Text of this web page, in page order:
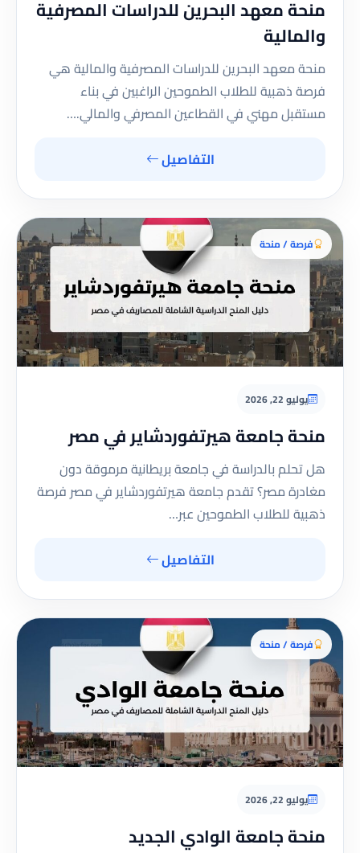
منحة معهد البحرين للدراسات المصرفية
والمالية
منحة معهد البحرين للدراسات المصرفية والمالية هي
فرصة ذهبية للطلاب الطموحين الراغبين في بناء
مستقبل مهني في القطاعين المصرفي والمالي.…
التفاصيل
فرصة / منحة
يوليو 22, 2026
منحة جامعة هيرتفوردشاير في مصر
هل تحلم بالدراسة في جامعة بريطانية مرموقة دون
مغادرة مصر؟ تقدم جامعة هيرتفوردشاير في مصر فرصة
ذهبية للطلاب الطموحين عبر…
التفاصيل
فرصة / منحة
يوليو 22, 2026
منحة جامعة الوادي الجديد